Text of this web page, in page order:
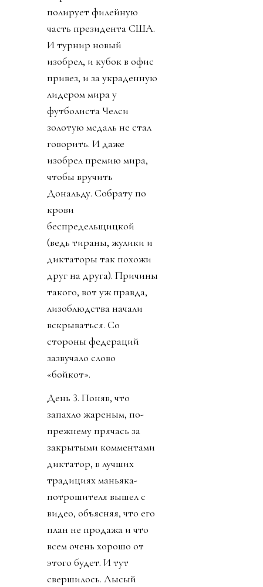
полирует филейную
часть президента США.
И турнир новый
изобрел, и кубок в офис
привез, и за украденную
лидером мира у
футболиста Челси
золотую медаль не стал
говорить. И даже
изобрел премию мира,
чтобы вручить
Дональду. Собрату по
крови
беспредельщицкой
(ведь тираны, жулики и
диктаторы так похожи
друг на друга). Причины
такого, вот уж правда,
лизоблюдства начали
вскрываться. Со
стороны федераций
зазвучало слово
«бойкот».
День 3. Поняв, что
запахло жареным, по-
прежнему прячась за
закрытыми комментами
диктатор, в лучших
традициях маньяка-
потрошителя вышел с
видео, объясняя, что его
план не продажа и что
всем очень хорошо от
этого будет. И тут
свершилось. Лысый